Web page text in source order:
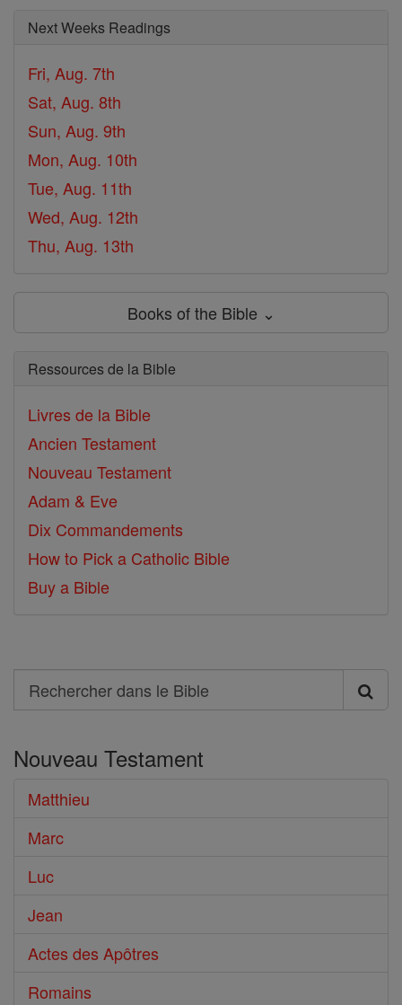
Next Weeks Readings
Fri, Aug. 7th
Sat, Aug. 8th
Sun, Aug. 9th
Mon, Aug. 10th
Tue, Aug. 11th
Wed, Aug. 12th
Thu, Aug. 13th
Books of the Bible ⌄
Ressources de la Bible
Livres de la Bible
Ancien Testament
Nouveau Testament
Adam & Eve
Dix Commandements
How to Pick a Catholic Bible
Buy a Bible
Search
Rechercher
le
Bible
Nouveau Testament
Matthieu
Marc
Luc
Jean
Actes des Apôtres
Romains